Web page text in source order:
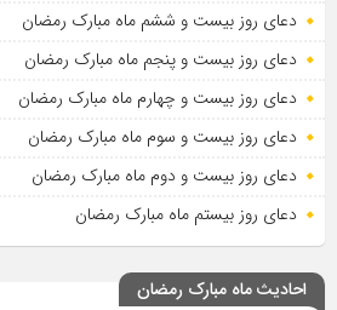
دعای روز بیست و ششم ماه مبارک رمضان
دعای روز بیست و پنجم ماه مبارک رمضان
دعای روز بیست و چهارم ماه مبارک رمضان
دعای روز بیست و سوم ماه مبارک رمضان
دعای روز بیست و دوم ماه مبارک رمضان
دعای روز بیستم ماه مبارک رمضان
احادیث ماه مبارک رمضان